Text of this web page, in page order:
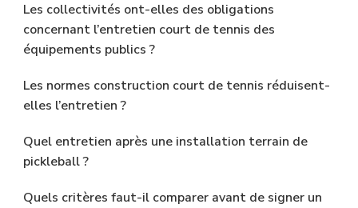
Les collectivités ont-elles des obligations
concernant l’entretien court de tennis des
équipements publics ?
Les normes construction court de tennis réduisent-
elles l’entretien ?
Quel entretien après une installation terrain de
pickleball ?
Quels critères faut-il comparer avant de signer un